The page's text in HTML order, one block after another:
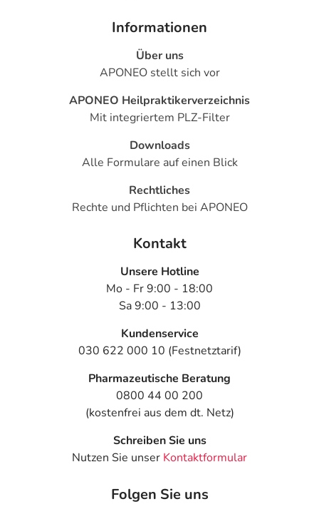
Informationen
Über uns
APONEO stellt sich vor
APONEO Heilpraktikerverzeichnis
Mit integriertem PLZ-Filter
Downloads
Alle Formulare auf einen Blick
Rechtliches
Rechte und Pflichten bei APONEO
Kontakt
Unsere Hotline
Mo - Fr 9:00 - 18:00
Sa 9:00 - 13:00
Kundenservice
030 622 000 10 (Festnetztarif)
Pharmazeutische Beratung
0800 44 00 200
(kostenfrei aus dem dt. Netz)
Schreiben Sie uns
Nutzen Sie unser Kontaktformular
Folgen Sie uns